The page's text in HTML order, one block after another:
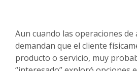
Aun cuando las operaciones
demandan que el cliente
producto o servicio, muy